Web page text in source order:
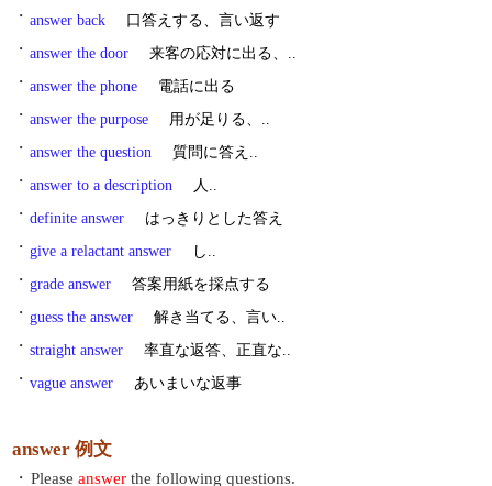
・ answer back
口答えする、言い返す
・ answer the door
来客の応対に出る、..
・ answer the phone
電話に出る
・ answer the purpose
用が足りる、..
・ answer the question
質問に答え..
・ answer to a description
人..
・ definite answer
はっきりとした答え
・ give a relactant answer
し..
・ grade answer
答案用紙を採点する
・ guess the answer
解き当てる、言い..
・ straight answer
率直な返答、正直な..
・ vague answer あいまいな返事
answer 例文
・ Please answer the following questions.